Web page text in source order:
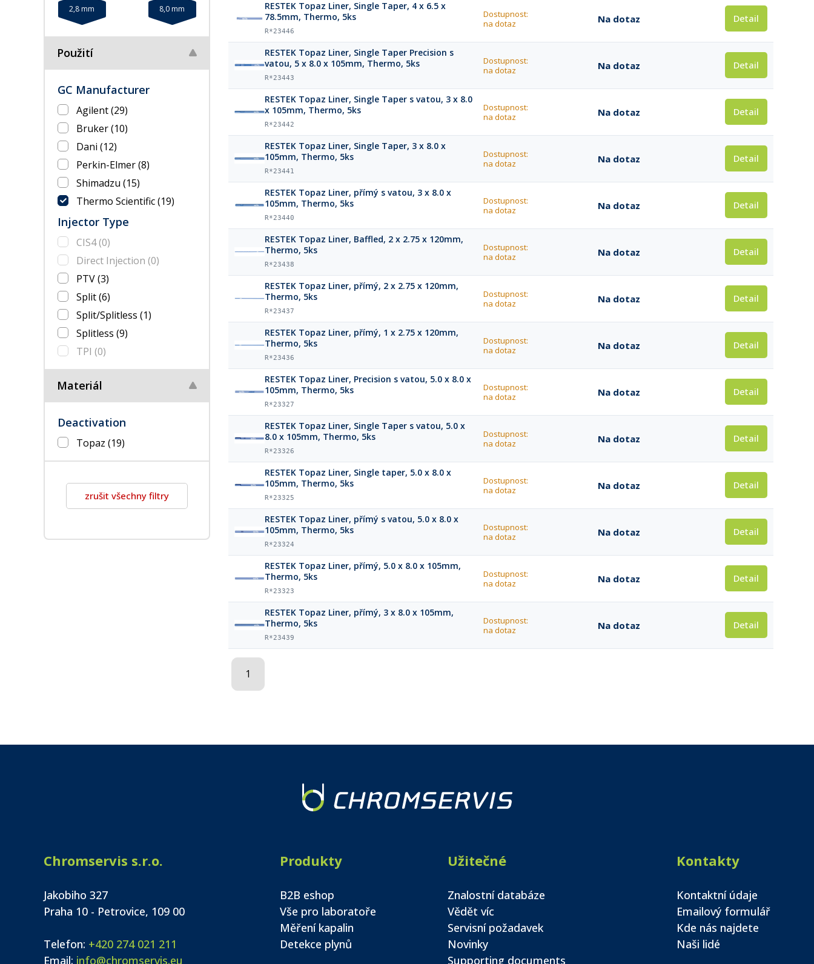
2,8 mm 8,0 mm
Použití
GC Manufacturer
Agilent(29)
Bruker(10)
Dani (12)
Perkin-Elmer(8)
Shimadzu (15)
Thermo Scientific(19)
Injector Type
CIS4(0)
Direct Injection (0)
PTV(3)
Split(6)
Split/Splitless (1)
Splitless (9)
TPI (0)
Materiál
Deactivation
Topaz (19)
zrušit všechny filtry
RESTEK Topaz Liner, Single Taper, 4 x 6.5 x
78.5mm, Thermo, 5ks
R*23446
Dostupnost:
na dotaz
Na dotaz Detail
RESTEK Topaz Liner, Single Taper Precision s
vatou, 5 x 8.0 x 105mm, Thermo, 5ks
R*23443
Dostupnost:
na dotaz
Na dotaz Detail
RESTEK Topaz Liner, Single Taper s vatou, 3 x 8.0
x 105mm, Thermo, 5ks
R*23442
Dostupnost:
na dotaz
Na dotaz Detail
RESTEK Topaz Liner, Single Taper, 3 x 8.0 x
105mm, Thermo, 5ks
R*23441
Dostupnost:
na dotaz
Na dotaz Detail
RESTEK Topaz Liner, přímý s vatou, 3 x 8.0 x
105mm, Thermo, 5ks
R*23440
Dostupnost:
na dotaz
Na dotaz Detail
RESTEK Topaz Liner, Baffled, 2 x 2.75 x 120mm,
Thermo, 5ks
R*23438
Dostupnost:
na dotaz
Na dotaz Detail
RESTEK Topaz Liner, přímý, 2 x 2.75 x 120mm,
Thermo, 5ks
R*23437
Dostupnost:
na dotaz
Na dotaz Detail
RESTEK Topaz Liner, přímý, 1 x 2.75 x 120mm,
Thermo, 5ks
R*23436
Dostupnost:
na dotaz
Na dotaz Detail
RESTEK Topaz Liner, Precision s vatou, 5.0 x 8.0 x
105mm, Thermo, 5ks
R*23327
Dostupnost:
na dotaz
Na dotaz Detail
RESTEK Topaz Liner, Single Taper s vatou, 5.0 x
8.0 x 105mm, Thermo, 5ks
R*23326
Dostupnost:
na dotaz
Na dotaz Detail
RESTEK Topaz Liner, Single taper, 5.0 x 8.0 x
105mm, Thermo, 5ks
R*23325
Dostupnost:
na dotaz
Na dotaz Detail
RESTEK Topaz Liner, přímý s vatou, 5.0 x 8.0 x
105mm, Thermo, 5ks
R*23324
Dostupnost:
na dotaz
Na dotaz Detail
RESTEK Topaz Liner, přímý, 5.0 x 8.0 x 105mm,
Thermo, 5ks
R*23323
Dostupnost:
na dotaz
Na dotaz Detail
RESTEK Topaz Liner, přímý, 3 x 8.0 x 105mm,
Thermo, 5ks
R*23439
Dostupnost:
na dotaz
Na dotaz Detail
1
Chromservis s.r.o.
Jakobiho 327
Praha 10 - Petrovice, 109 00
Telefon: +420 274 021 211
Email: info@chromservis.eu
Produkty
B2B eshop
Vše pro laboratoře
Měření kapalin
Detekce plynů
Užitečné
Znalostní databáze
Vědět víc
Servisní požadavek
Novinky
Supporting documents
Kontakty
Kontaktní údaje
Emailový formulář
Kde nás najdete
Naši lidé